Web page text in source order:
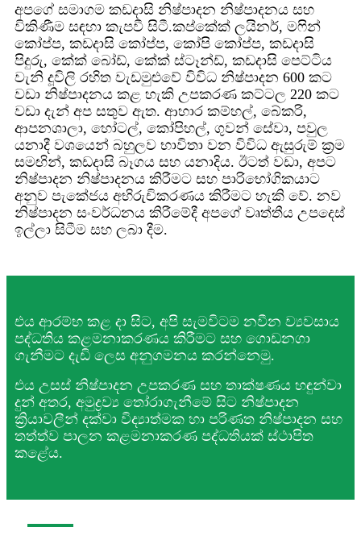
අපගේ සමාගම කඩදාසි නිෂ්පාදන නිෂ්පාදනය සහ
විකිණීම සඳහා කැපවී සිටී.කප්කේක් ලයිනර්, මෆින්
කෝප්ප, කඩදාසි කෝප්ප, කෝපි කෝප්ප, කඩදාසි
පිදුරු, කේක් බෝඩ්, කේක් ස්ටෑන්ඩ්, කඩදාසි පෙට්ටිය
වැනි දූවිලි රහිත වැඩමුළුවේ විවිධ නිෂ්පාදන 600 කට
වඩා නිෂ්පාදනය කළ හැකි උපකරණ කට්ටල 220 කට
වඩා දැන් අප සතුව ඇත. ආහාර කම්හල්, බේකරි,
ආපනශාලා, හෝටල්, කෝපිහල්, ගුවන් සේවා, පවුල
යනාදී වශයෙන් බහුලව භාවිතා වන විවිධ ඇසුරුම් ක්‍රම
සමඟින්, කඩදාසි බෑගය සහ යනාදිය. ඊටත් වඩා, අපට
නිෂ්පාදන නිෂ්පාදනය කිරීමට සහ පාරිභෝගිකයාට
අනුව පැකේජය අභිරුචිකරණය කිරීමට හැකි වේ. නව
නිෂ්පාදන සංවර්ධනය කිරීමේදී අපගේ වෘත්තීය උපදෙස්
ඉල්ලා සිටීම සහ ලබා දීම.
එය ආරම්භ කළ දා සිට, අපි සැමවිටම නවීන ව්‍යවසාය
පද්ධතිය කළමනාකරණය කිරීමට සහ ගොඩනගා
ගැනීමට දැඩි ලෙස අනුගමනය කරන්නෙමු.
එය උසස් නිෂ්පාදන උපකරණ සහ තාක්ෂණය හඳුන්වා
දුන් අතර, අමුද්‍රව්‍ය තෝරාගැනීමේ සිට නිෂ්පාදන
ක්‍රියාවලීන් දක්වා විද්‍යාත්මක හා පරිණත නිෂ්පාදන සහ
තත්ත්ව පාලන කළමනාකරණ පද්ධතියක් ස්ථාපිත
කළේය.